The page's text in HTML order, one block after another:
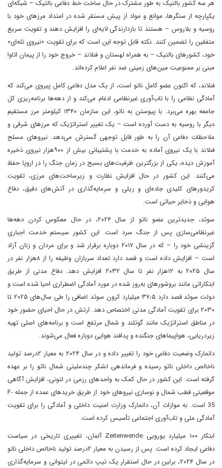
هر سه کشور بالتیک به طور مشترک در حال ساخت خط دفاعی بالتیک – شبکه‌ای
یکپارچه از سنگرها، موانع و مواد از پیش مستقر شده در امتداد مرزهای خود با
روسیه و بلاروس – هستند تا بازدارندگی لایه‌ای را افزایش دهند و تقویت سریع
متفقین را تضمین کنند. نکته قابل توجه این است که برای تقویت «نیروی تله‌ای»
خود، کشورهای بالتیک – به همراه لهستان و فنلاند – خروج خود را از پیمان اتاوا
مبنی بر ممنوعیت مین‌های زمینی ضد نفر اعلام کرده‌اند.
فنلاند، که اکنون عضو کامل ناتو است، از یک مدل دفاعی کامل پیروی می‌کند که
آمادگی نظامی را با تاب‌آوری غیرنظامی ادغام می‌کند و از دهه‌ها برنامه‌ریزی کل
جامعه بهره می‌برد. با پیوستن به ناتو، این سازمان ۱۳۴۰ کیلومتر مرز مستقیم
دیگر با روسیه به دست آورده است – یک تغییر استراتژیک که مرزهای شرقی و
ملاحظات دفاعی آن را به طور قابل توجهی گسترش می‌دهد. نیروهای مسلح
فنلاند با یک نیروی آماده به خدمت با پشتیبانی بیش از ۹۰۰هزار نیروی ذخیره
آموزش دیده، یکی از بزرگترین ظرفیت‌های بسیج در زمان جنگ را در اروپا حفظ
می‌کنند. این کشور در حال افزایش نظارت و زیرساخت‌های مرزی، تقویت
کریدورهای کلیدی جاده‌ای و ریلی و سرمایه‌گذاری در آتش‌های دقیق، دفاع
هوایی و ذخایر حیاتی است.
سوئد، جدیدترین عضو ناتو از سال ۲۰۲۴، در حال معکوس کردن دهه‌ها
غیرنظامی‌سازی پس از جنگ سرد است. این کشور سیستم خدمت اجباری
گزینشی خود را – که در سال ۲۰۱۷ دوباره برقرار شد و برای مردان و زنان آزاد
است – افزایش داده است و قصد دارد تعداد سربازان وظیفه را از ۸هزار نفر در
سال ۲۰۲۵ به ۱۲هزار نفر تا سال ۲۰۳۲ افزایش دهد. دفاع مدنی از طریق
ابتکاراتی مانند بروشورهای به‌روز شده در مورد آمادگی اضطراری احیا شده است و
دولت سوئد قصد دارد ۳۷٫۵ میلیارد کرون سوئد اضافی را طی سال‌های ۲۰۲۵ تا
۲۰۳۰ برای تقویت آمادگی مدنی اختصاص دهد. ارتش در حال احیای حضور خود
در مناطق استراتژیک مانند گوتلند و شمال مرتفع است و برنامه‌های اصلی تهیه
زیردریایی، هواپیماهای جنگنده و پدافند هوایی دوباره فعال می‌شوند.
دانمارک وضعیت دفاعی خود را تغییر داده و در سال ۲۰۲۴ به معیار ۲درصد تولید
ناخالص داخلی ناتو رسیده و فرماندهی لشکر چندملیتی شمال ناتو را بر عهده
گرفته است. این کشور در حال کمک به واحدهای رزمی در لتونی، افزایش آگاهی
موقعیتی قطب شمال و نوسازی نیروهای خود از طریق خریدهای عمده از جمله F-
35 است. به موازات آن، دانمارک وزارت امنیت داخلی و آمادگی را برای تقویت
آمادگی ملی و تاب‌آوری اجتماعی تأسیس کرده است.
ابتکار ۱۰۰ میلیارد یورویی Zeitenwende آلمان، تغییری تاریخی در سیاست
دفاعی ایجاد کرده است. پس از رسیدن به معیار ۲درصد تولید ناخالص داخلی ناتو
در سال ۲۰۲۴، برلین در حال استقرار یک تیپ دائمی در لیتوانی و سرمایه‌گذاری